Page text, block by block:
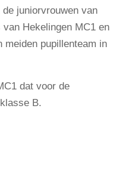
juniorvrouwen van
Hekelingen MC1 en
meiden pupillenteam in
dat voor de
B.